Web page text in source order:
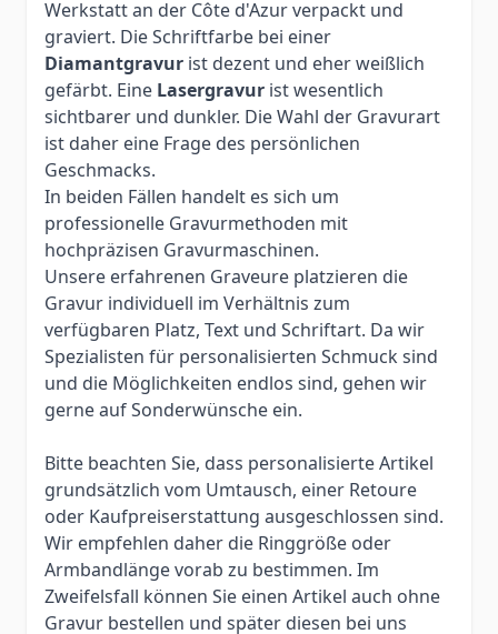
Werkstatt an der Côte d'Azur verpackt und
graviert. Die Schriftfarbe bei einer
Diamantgravur ist dezent und eher weißlich
gefärbt. Eine Lasergravur ist wesentlich
sichtbarer und dunkler. Die Wahl der Gravurart
ist daher eine Frage des persönlichen
Geschmacks.
In beiden Fällen handelt es sich um
professionelle Gravurmethoden mit
hochpräzisen Gravurmaschinen.
Unsere erfahrenen Graveure platzieren die
Gravur individuell im Verhältnis zum
verfügbaren Platz, Text und Schriftart. Da wir
Spezialisten für personalisierten Schmuck sind
und die Möglichkeiten endlos sind, gehen wir
gerne auf Sonderwünsche ein.
Bitte beachten Sie, dass personalisierte Artikel
grundsätzlich vom Umtausch, einer Retoure
oder Kaufpreiserstattung ausgeschlossen sind.
Wir empfehlen daher die Ringgröße oder
Armbandlänge vorab zu bestimmen. Im
Zweifelsfall können Sie einen Artikel auch ohne
Gravur bestellen und später diesen bei uns